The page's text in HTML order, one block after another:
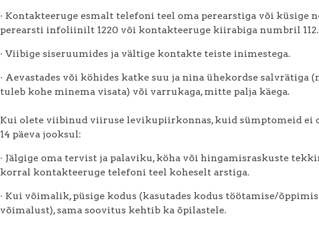
· Kontakteeruge esmalt telefoni teel oma perearstiga või küsige
perearsti infoliinilt 1220 või kontakteeruge kiirabiga numbril 112.
· Viibige siseruumides ja vältige kontakte teiste inimestega.
· Aevastades või köhides katke suu ja nina ühekordse salvrätiga
tuleb kohe minema visata) või varrukaga, mitte palja käega.
Kui olete viibinud viiruse levikupiirkonnas, kuid sümptomeid ei
14 päeva jooksul:
· Jälgige oma tervist ja palaviku, köha või hingamisraskuste
korral kontakteeruge telefoni teel koheselt arstiga.
· Kui võimalik, püsige kodus (kasutades kodus töötamise/
võimalust), sama soovitus kehtib ka õpilastele.